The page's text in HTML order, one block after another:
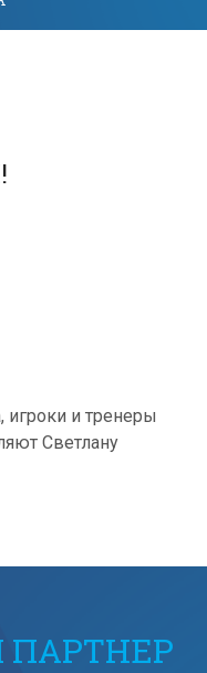
игроки и тренеры
Светлану